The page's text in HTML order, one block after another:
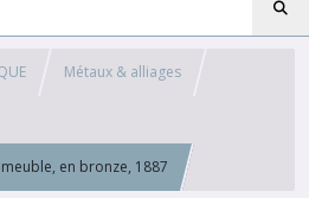
Métaux & alliages
en bronze, 1887